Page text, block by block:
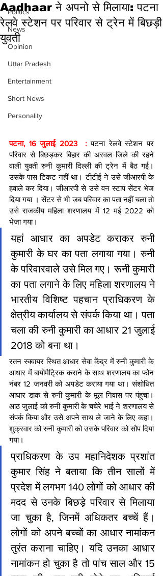
Politics
News
Opinion
Uttar Pradesh
Entertainment
Short News
Personality
Aadhaar ने अपनो से मिलाया: पटना
रेलवे स्टेशन पर परिवार से ट्रेन में बिछड़ी
युवती
पटना, 16 जुलाई 2023  : पटना रेलवे स्टेशन पर
परिवार से बिछड़कर बिहार की अरवल जिले की रहने
वाली युवती रुनी कुमारी दिल्ली की ट्रेन में बैठ गई।
उसके पास टिकट नहीं था। टीटीई ने उसे जीआरपी के
हवाले कर दिया। जीआरपी से उसे वन स्टाप सेंटर भेज
दिया गया । सेंटर से भी जब परिवार का पता नहीं चला तो
उसे राजकीय महिला शरणालय में 12 मई 2022 को
भेजा गया।
यहां आधार का अपडेट कराकर रुनी
कुमारी के घर का पता लगाया गया। रुनी
के परिवारवाले उसे मिल गए। रूनी कुमारी
का पता लगाने के लिए महिला शरणालय ने
भारतीय विशिष्ट पहचान प्राधिकरण के
क्षेत्रीय कार्यालय से संपर्क किया था। पता
चला की रुनी कुमारी का आधार 21 जुलाई
2018 को बना था।
रतन स्क्वायर स्थित आधार सेवा केंद्र में रुनी कुमारी के
आधार में बायोमैट्रिक कराने के साथ शरणालय का फोन
नंबर 12 जनवरी को अपडेट कराया गया था। संशोधित
आधार डाक से रुनी कुमारी के मूल निवास पर पंहुचा।
आठ जुलाई को रुनी कुमारी के चचेरे भाई ने शरणालय से
संपर्क किया और उसे अपने साथ ले जाने के लिए कहा।
शुक्रवार को रुनी कुमारी को उसके परिवार को सौप दिया
गया।
प्राधिकरण के उप महानिदेशक प्रशांत
कुमार सिंह ने बताया कि तीन सालों में
प्रदेश में लगभग 140 लोगों को आधार की
मदद से उनके बिछड़े परिवार से मिलाया
जा चुका है, जिनमें अधिकतर बच्चें हैं।
लोगों को अपने बच्चों का आधार नामांकन
तुरंत कराना चाहिए। यदि उनका आधार
नामांकन हो चुका है तो पांच साल और 15